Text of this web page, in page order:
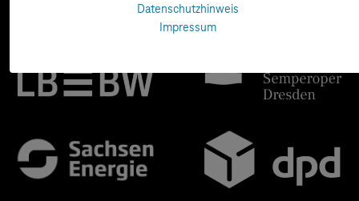
Datenschutzhinweis
Impressum